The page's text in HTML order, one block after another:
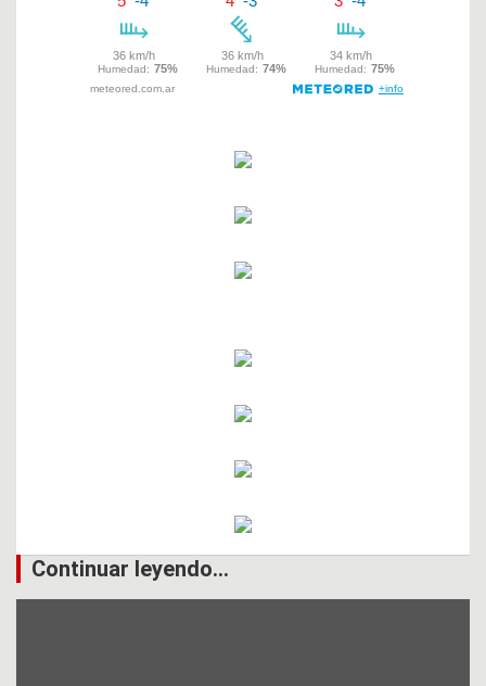
Continuar leyendo...